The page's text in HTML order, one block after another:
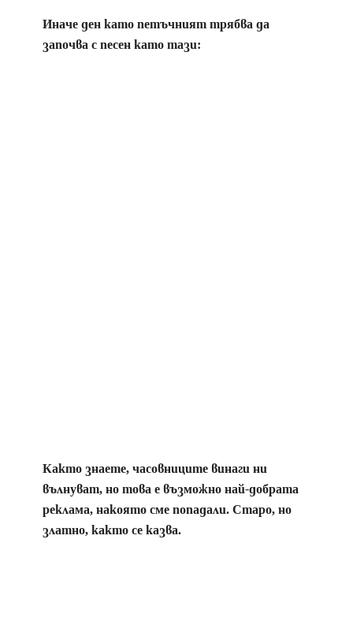
Иначе ден като петъчният трябва да
започва с песен като тази:
Както знаете, часовниците винаги ни
вълнуват, но това е възможно най-добрата
реклама, накоято сме попадали. Старо, но
златно, както се казва.